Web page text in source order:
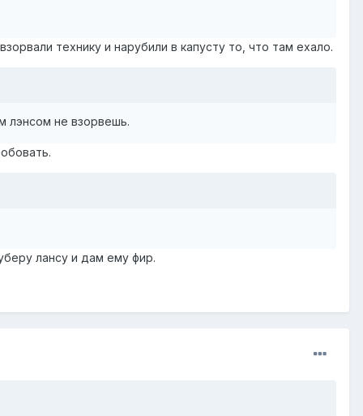
технику и нарубили в капусту то, что там ехало.
лэнсом не взорвешь.
лансу и дам ему фир.